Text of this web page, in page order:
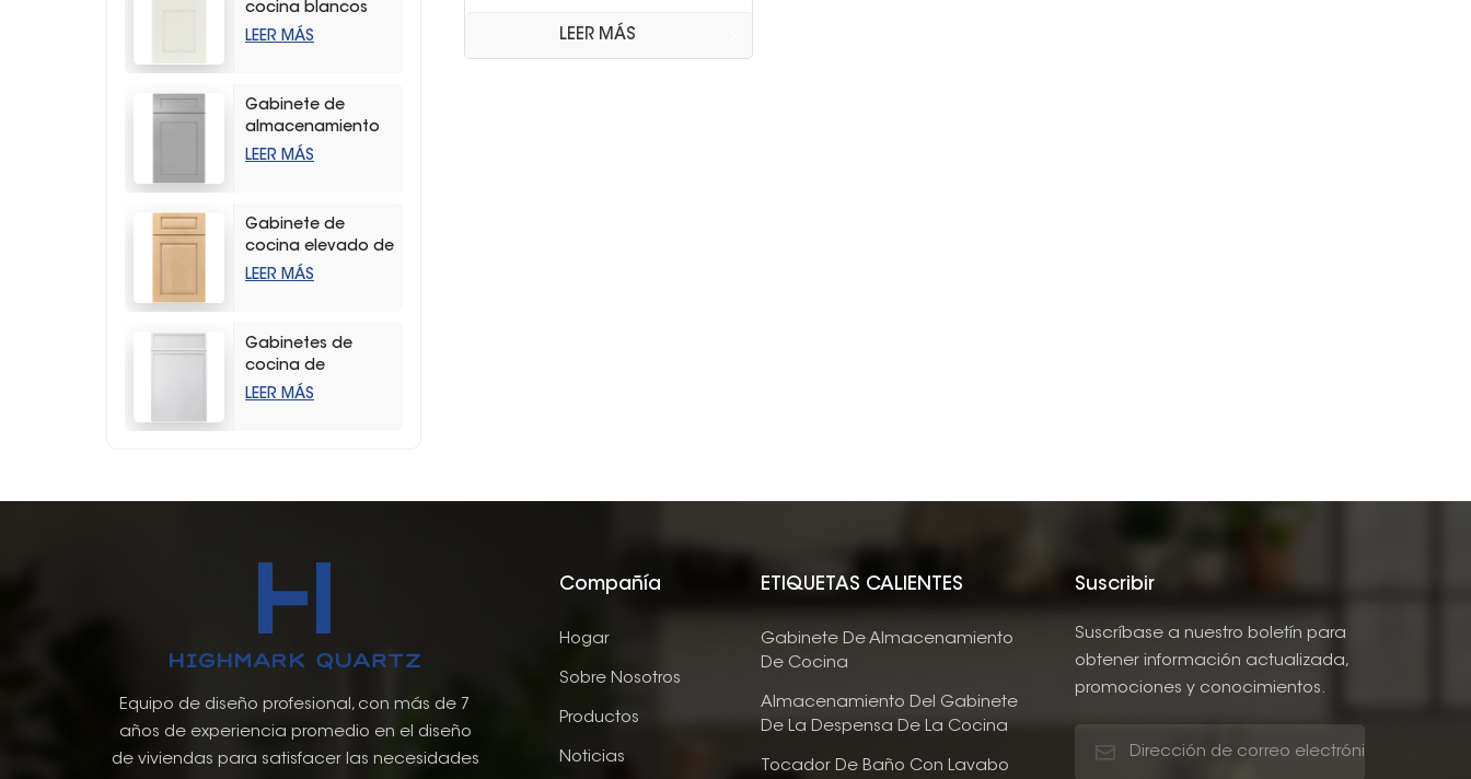
cocina blancos
modernos con
LEER MÁS
Gabinete de
almacenamiento
de cocina con
LEER MÁS
Gabinete de
cocina elevado de
madera dura
LEER MÁS
Gabinetes de
cocina de
almacenamiento
LEER MÁS
LEER MÁS
Equipo de diseño profesional, con más de 7
años de experiencia promedio en el diseño
de viviendas para satisfacer las necesidades
Compañía
Hogar
Sobre Nosotros
Productos
Noticias
ETIQUETAS CALIENTES
Gabinete De Almacenamiento
De Cocina
Almacenamiento Del Gabinete
De La Despensa De La Cocina
Tocador De Baño Con Lavabo
Suscribir
Suscríbase a nuestro boletín para
obtener información actualizada,
promociones y conocimientos.